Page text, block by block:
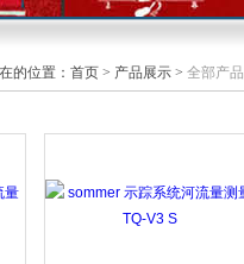
的位置： 首页 > 产品展示 > 全部产品